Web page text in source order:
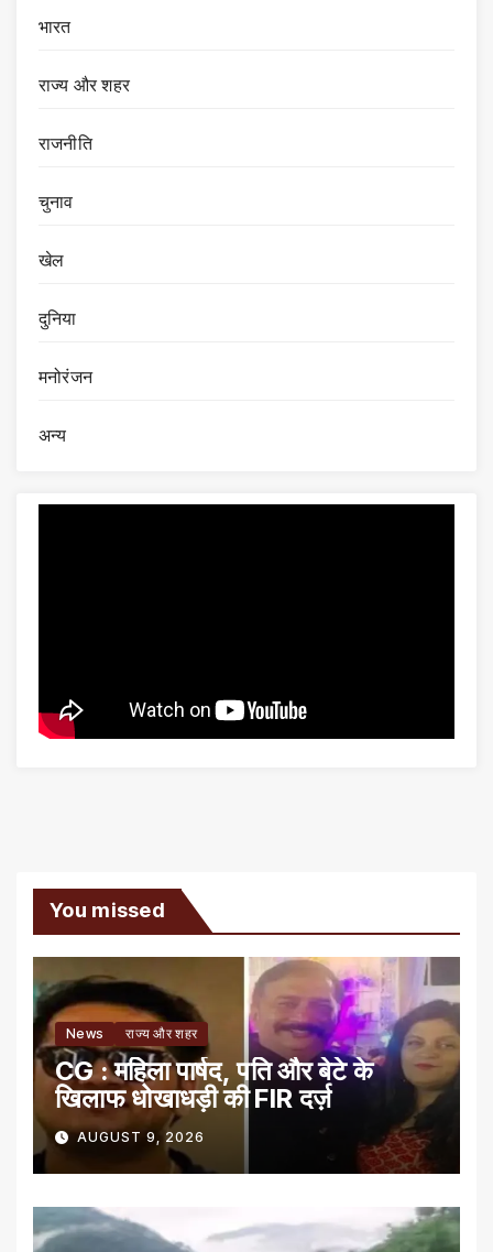
भारत
राज्य और शहर
राजनीति
चुनाव
खेल
दुनिया
मनोरंजन
अन्य
You missed
News राज्य और शहर
CG : महिला पार्षद, पति और बेटे के
खिलाफ धोखाधड़ी की FIR दर्ज़
AUGUST 9, 2026